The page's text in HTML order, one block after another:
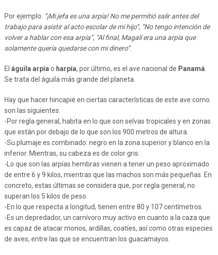
Por ejemplo: “¡Mi jefa es una arpía! No me permitió salir antes del
trabajo para asistir al acto escolar de mi hijo”, “No tengo intención de
volver a hablar con esa arpía”, “Al final, Magalí era una arpía que
solamente quería quedarse con mi dinero”.
El águila arpía o harpía, por último, es el ave nacional de Panamá
Se trata del águila más grande del planeta.
Hay que hacer hincapié en ciertas características de este ave como
son las siguientes:
-Por regla general, habita en lo que son selvas tropicales y en zonas
que están por debajo de lo que son los 900 metros de altura.
-Su plumaje es combinado: negro en la zona superior y blanco en la
inferior. Mientras, su cabeza es de color gris.
-Lo que son las arpías hembras vienen a tener un peso aproximado
de entre 6 y 9 kilos, mientras que las machos son más pequeñas. En
concreto, estas últimas se considera que, por regla general, no
superan los 5 kilos de peso.
-En lo que respecta a longitud, tienen entre 80 y 107 centímetros.
-Es un depredador, un carnívoro muy activo en cuanto a la caza que
es capaz de atacar monos, ardillas, coatíes, así como otras especies
de aves, entre las que se encuentran los guacamayos.